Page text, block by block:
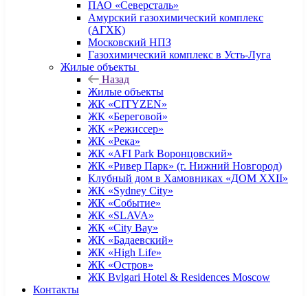
ПАО «Северсталь»
Амурский газохимический комплекс
(АГХК)
Московский НПЗ
Газохимический комплекс в Усть-Луга
Жилые объекты
Назад
Жилые объекты
ЖК «CITYZEN»
ЖК «Береговой»
ЖК «Режиссер»
ЖК «Река»
ЖК «AFI Park Воронцовский»
ЖК «Ривер Парк» (г. Нижний Новгород)
Клубный дом в Хамовниках «ДОМ XXII»
ЖК «Sydney City»
ЖК «Событие»
ЖК «SLAVA»
ЖК «City Bay»
ЖК «Бадаевский»
ЖК «High Life»
ЖК «Остров»
ЖК Bvlgari Hotel & Residences Moscow
Контакты